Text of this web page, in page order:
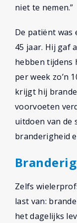
niet te nemen.”
De patiënt was
45 jaar. Hij gaf
hebben tijdens
per week zo’n
krijgt hij
voorvoeten
uitdoen van de
branderigheid
Zelfs
last van:
het dagelijks